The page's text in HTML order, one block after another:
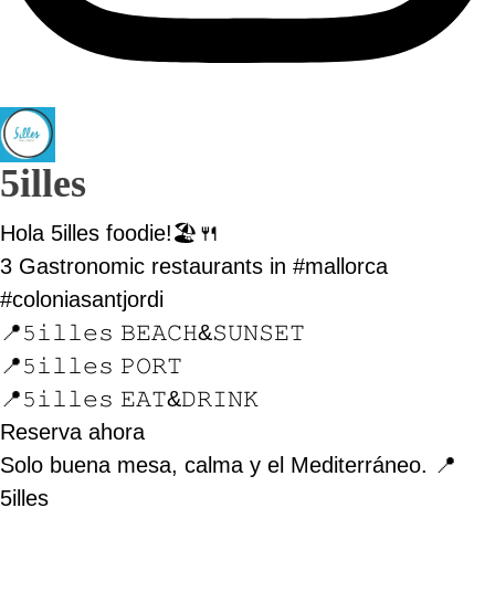
5illes
Hola 5illes foodie!🏖️🍴
3 Gastronomic restaurants in #mallorca
#coloniasantjordi
📍𝟻𝚒𝚕𝚕𝚎𝚜 𝙱𝙴𝙰𝙲𝙷&𝚂𝚄𝙽𝚂𝙴𝚃
📍𝟻𝚒𝚕𝚕𝚎𝚜 𝙿𝙾𝚁𝚃
📍𝟻𝚒𝚕𝚕𝚎𝚜 𝙴𝙰𝚃&𝙳𝚁𝙸𝙽𝙺
Reserva ahora
Solo buena mesa, calma y el Mediterráneo. 📍
5illes